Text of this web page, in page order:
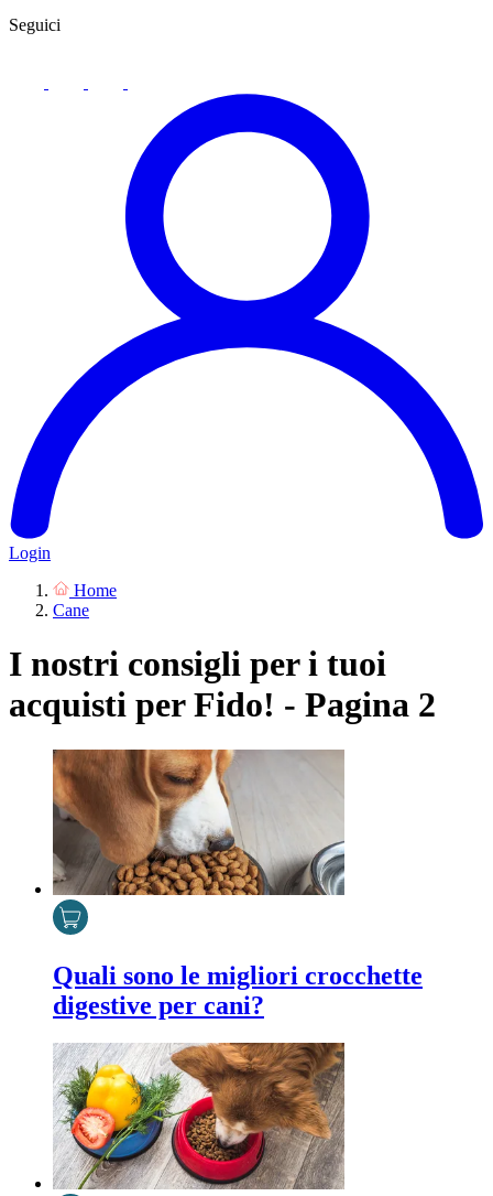
Seguici
Login
Home
Cane
I nostri consigli per i tuoi
acquisti per Fido! - Pagina 2
Quali sono le migliori crocchette
digestive per cani?